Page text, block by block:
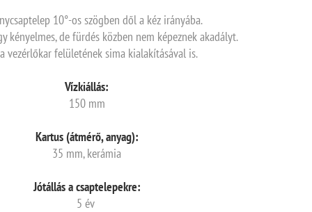
10°-os szögben dől a kéz irányába.
kényelmes, de fürdés közben nem képeznek akadályt.
vezérlőkar felületének sima kialakításával is.
Vízkiállás:
150 mm
Kartus (átmérő, anyag):
35 mm, kerámia
Jótállás a csaptelepekre:
5 év